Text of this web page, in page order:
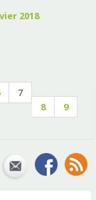
2018
7
8
9